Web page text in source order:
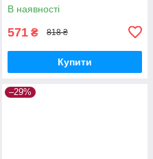
В наявності
571 ₴ 818 ₴
Купити
–29%